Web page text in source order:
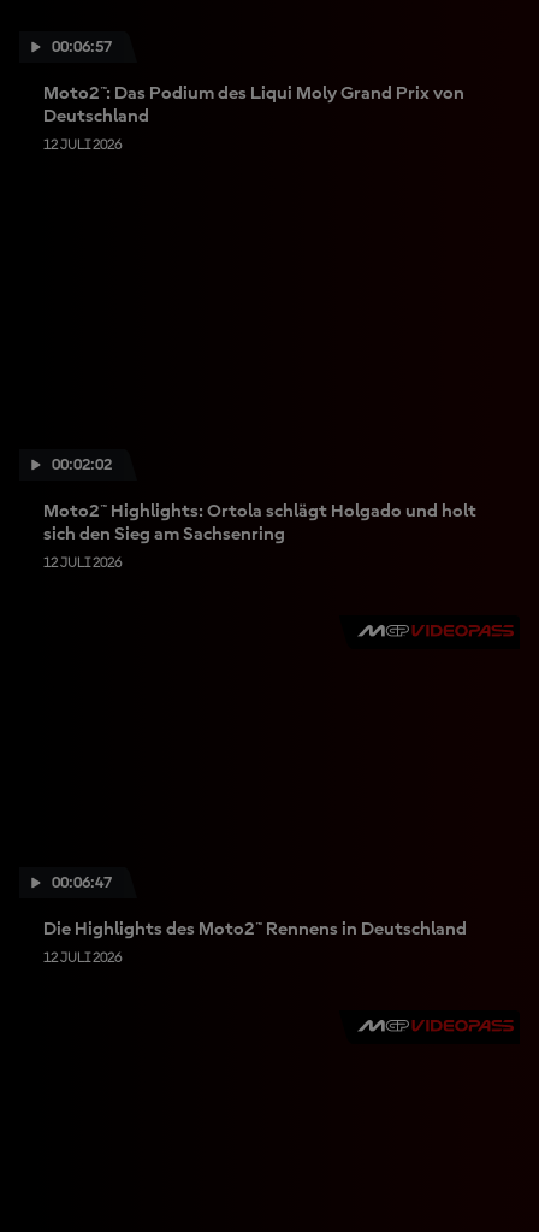
00:06:57
Moto2™: Das Podium des Liqui Moly Grand Prix von
Deutschland
12 JULI 2026
00:02:02
Moto2™ Highlights: Ortola schlägt Holgado und holt
sich den Sieg am Sachsenring
12 JULI 2026
00:06:47
Die Highlights des Moto2™ Rennens in Deutschland
12 JULI 2026